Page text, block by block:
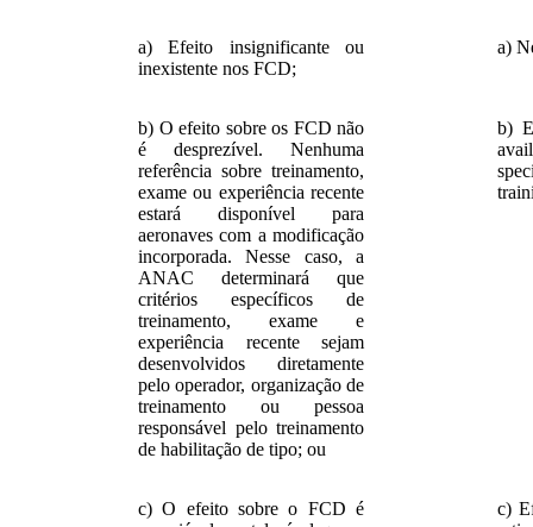
a) Efeito insignificante ou
inexistente nos FCD;
a)
b) O efeito sobre os FCD não
é desprezível. Nenhuma
referência sobre treinamento,
exame ou experiência recente
estará disponível para
aeronaves com a modificação
incorporada. Nesse caso, a
ANAC determinará que
critérios específicos de
treinamento, exame e
experiência recente sejam
desenvolvidos diretamente
pelo operador, organização de
treinamento ou pessoa
responsável pelo treinamento
de habilitação de tipo; ou
b)
c) O efeito sobre o FCD é
c)